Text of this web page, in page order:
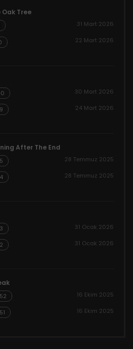
Tree
31 Mart 2026
22 Mart 2026
30 Mart 2026
24 Mart 2026
After The End
28 Temmuz 2025
28 Temmuz 2025
31 Ocak 2026
31 Ocak 2026
16 Ekim 2025
16 Ekim 2025